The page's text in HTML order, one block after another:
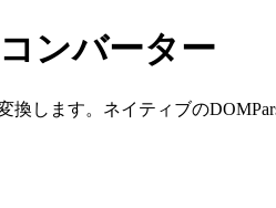
ンバーター
換します。ネイティブの